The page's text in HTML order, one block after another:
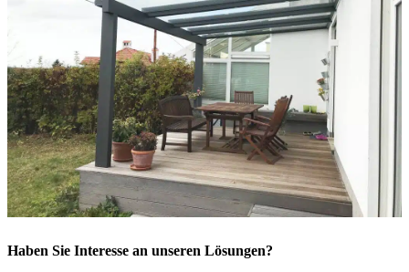
Haben Sie Interesse an unseren Lösungen?